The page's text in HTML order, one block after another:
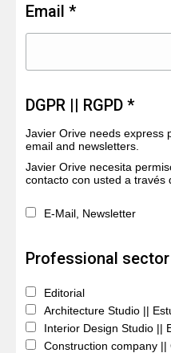
Email *
DGPR || RGPD *
Javier Orive needs express
email and newsletters.
Javier Orive necesita
contacto con usted a través
E-Mail, Newsletter
Professional
Editorial
Architecture Studio ||
Interior Design Studio ||
Construction company ||